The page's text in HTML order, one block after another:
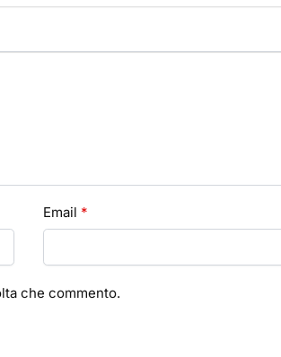
Email *
che commento.